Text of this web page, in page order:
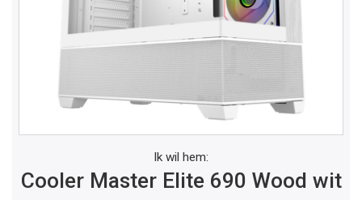
Ik wil hem:
Cooler Master Elite 690 Wood wit